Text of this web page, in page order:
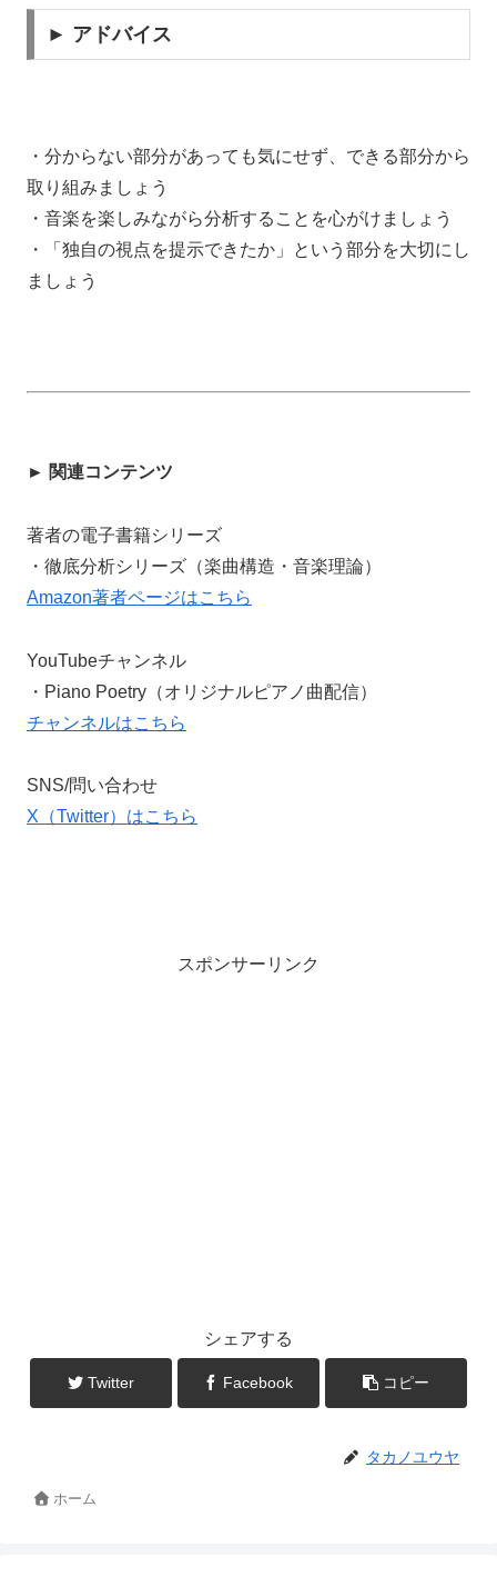
► アドバイス
・分からない部分があっても気にせず、できる部分から
取り組みましょう
・音楽を楽しみながら分析することを心がけましょう
・「独自の視点を提示できたか」という部分を大切にし
ましょう
► 関連コンテンツ
著者の電子書籍シリーズ
・徹底分析シリーズ（楽曲構造・音楽理論）
Amazon著者ページはこちら
YouTubeチャンネル
・Piano Poetry（オリジナルピアノ曲配信）
チャンネルはこちら
SNS/問い合わせ
X（Twitter）はこちら
スポンサーリンク
シェアする
Twitter Facebook コピー
タカノユウヤ
ホーム